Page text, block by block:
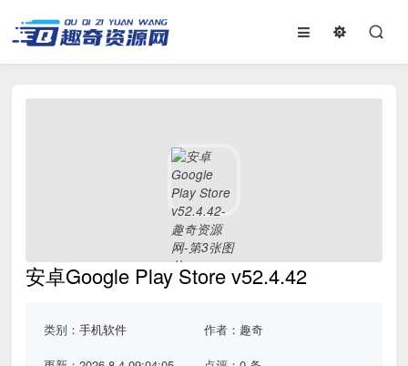
安卓Google Play Store v52.4.42
类别：手机软件 作者：趣奇